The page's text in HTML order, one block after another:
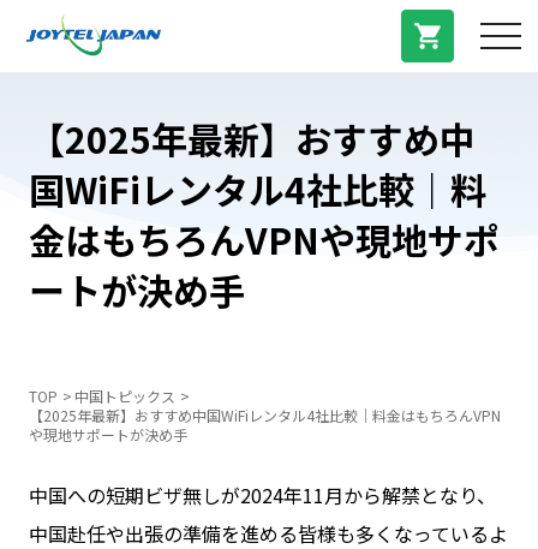
料金プラン
プラン/商品
中国トピックス
法人登録
【2025年最新】おすすめ中
国WiFiレンタル4社比較｜料
金はもちろんVPNや現地サポ
ートが決め手
TOP
中国トピックス
【2025年最新】おすすめ中国WiFiレンタル4社比較｜料金はもちろんVPN
や現地サポートが決め手
中国への短期ビザ無しが2024年11月から解禁となり、
中国赴任や出張の準備を進める皆様も多くなっているよ